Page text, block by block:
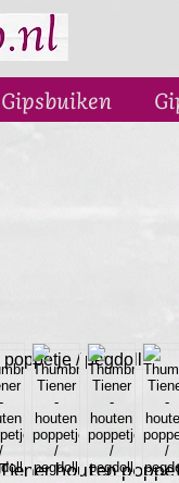
Gipsbuiken
houten